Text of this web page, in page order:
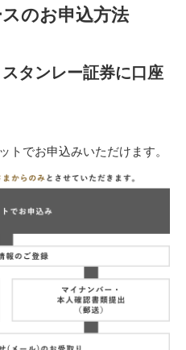
のお申込方法
タンレー証券に口座
トでお申込みいただけます。